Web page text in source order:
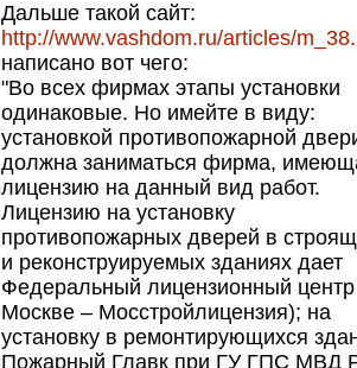
Дальше такой сайт:
http://www.vashdom.ru/articles/
написано вот чего:
"Во всех фирмах этапы установки
одинаковые. Но имейте в виду:
установкой противопожарной
должна заниматься фирма,
лицензию на данный вид работ.
Лицензию на установку
противопожарных дверей в
и реконструируемых зданиях дает
Федеральный лицензионный
Москве – Мосстройлицензия); на
установку в ремонтирующихся
Пожарный Главк при ГУ ГПС МВД